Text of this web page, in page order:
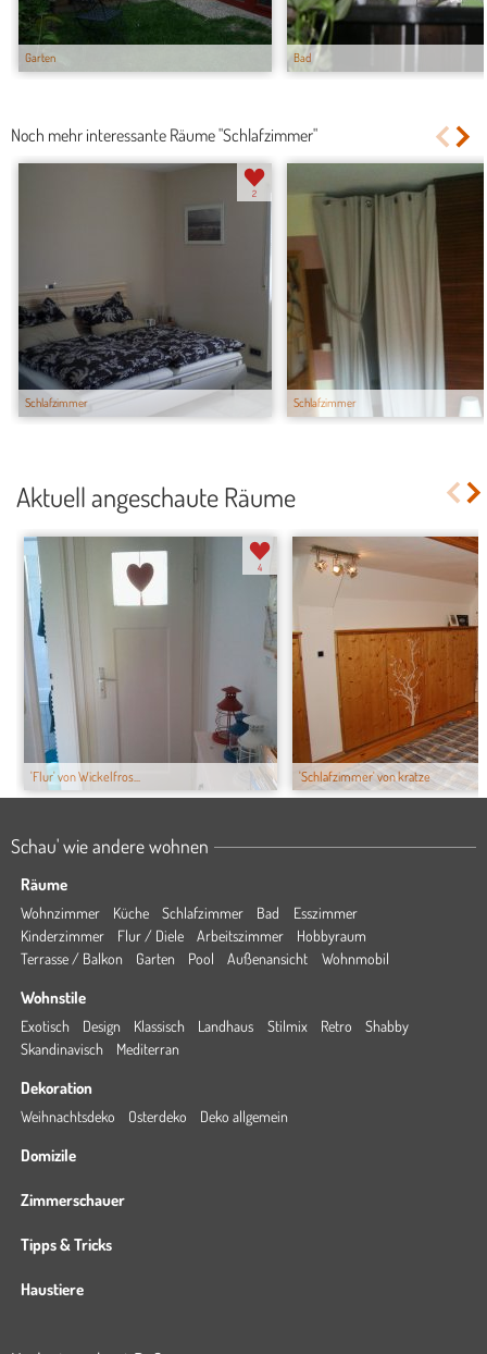
Garten Bad
Noch mehr interessante Räume "Schlafzimmer"
Schlafzimmer
2
Schlafzimmer
Aktuell angeschaute Räume
'Flur' von Wickelfros...
4
'Schlafzimmer' von kratze
Schau' wie andere wohnen
Räume
Wohnzimmer Küche Schlafzimmer Bad
Esszimmer
Kinderzimmer
Flur / Diele Arbeitszimmer
Hobbyraum
Terrasse / Balkon
Garten Pool Außenansicht Wohnmobil
Wohnstile
Exotisch Design Klassisch Landhaus Stilmix Retro
Shabby
Skandinavisch
Mediterran
Dekoration
Weihnachtsdeko Osterdeko Deko allgemein
Domizile
Zimmerschauer
Tipps & Tricks
Haustiere